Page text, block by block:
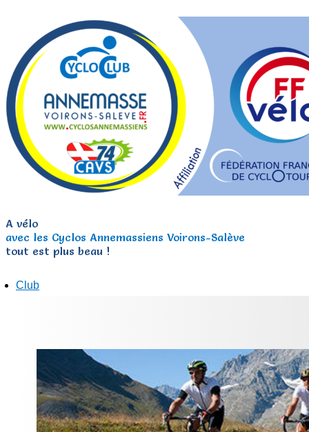
A vélo
avec les Cyclos Annemassiens Voirons-Salève
tout est plus beau !
Club